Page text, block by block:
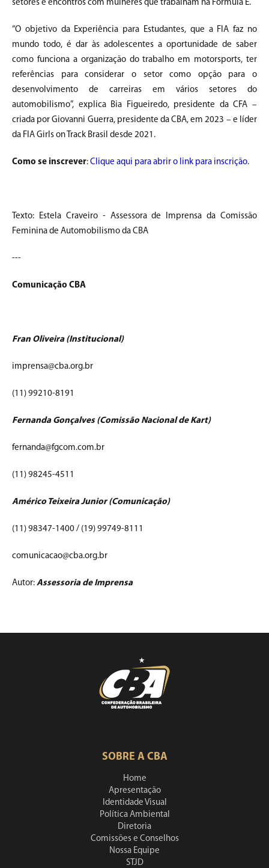
setores e encontros com mulheres que trabalham na Fórmula E.
“O objetivo da Experiência para Estudantes, que a FIA faz no
mundo todo, é dar às adolescentes a oportunidade de saber
como funciona a organização do trabalho em motorsports, ter
referências para considerar o setor como opção para o
desenvolvimento de carreiras em vários setores do
automobilismo”, explica Bia Figueiredo, presidente da CFA –
criada por Giovanni Guerra, presidente da CBA, em 2023 – e líder
da FIA Girls on Track Brasil desde 2021.
Como se inscrever: Clique aqui para abrir o link para inscrição.
Texto: Estela Craveiro - Assessora de Imprensa da Comissão
Feminina de Automobilismo da CBA
---
Comunicação CBA
Fran Oliveira (Institucional)
imprensa@cba.org.br
(11) 99210-8191
Fernanda Gonçalves (Comissão Nacional de Kart)
fernanda@fgcom.com.br
(11) 98245-4511
Américo Teixeira Junior (Comunicação)
(11) 98347-1400 / (19) 99749-8111
comunicacao@cba.org.br
Autor: Assessoria de Imprensa
SOBRE A CBA
Home
Apresentação
Identidade Visual
Política Ambiental
Diretoria
Comissões e Conselhos
Nossa Equipe
STJD